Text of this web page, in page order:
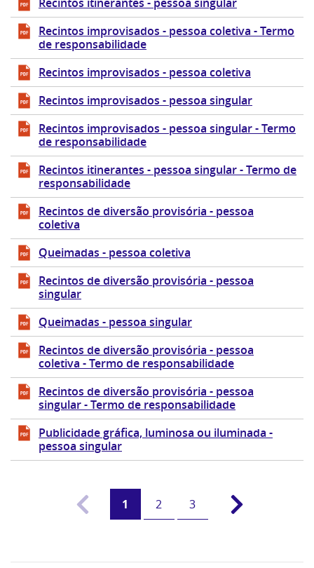
Recintos improvisados - pessoa coletiva - Termo
de responsabilidade
Recintos improvisados - pessoa coletiva
Recintos improvisados - pessoa singular
Recintos improvisados - pessoa singular - Termo
de responsabilidade
Recintos itinerantes - pessoa singular - Termo de
responsabilidade
Recintos de diversão provisória - pessoa
coletiva
Queimadas - pessoa coletiva
Recintos de diversão provisória - pessoa
singular
Queimadas - pessoa singular
Recintos de diversão provisória - pessoa
coletiva - Termo de responsabilidade
Recintos de diversão provisória - pessoa
singular - Termo de responsabilidade
Publicidade gráfica, luminosa ou iluminada -
pessoa singular
1 2 3